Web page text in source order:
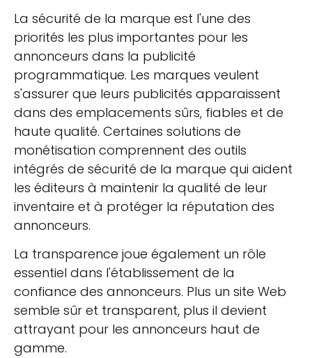
La sécurité de la marque est l'une des
priorités les plus importantes pour les
annonceurs dans la publicité
programmatique. Les marques veulent
s'assurer que leurs publicités apparaissent
dans des emplacements sûrs, fiables et de
haute qualité. Certaines solutions de
monétisation comprennent des outils
intégrés de sécurité de la marque qui aident
les éditeurs à maintenir la qualité de leur
inventaire et à protéger la réputation des
annonceurs.
La transparence joue également un rôle
essentiel dans l'établissement de la
confiance des annonceurs. Plus un site Web
semble sûr et transparent, plus il devient
attrayant pour les annonceurs haut de
gamme.